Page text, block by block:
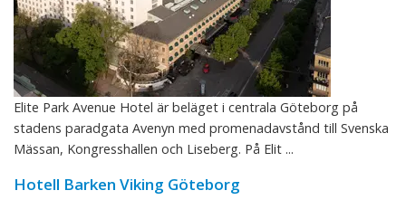
Elite Park Avenue Hotel är beläget i centrala Göteborg på
stadens paradgata Avenyn med promenadavstånd till Svenska
Mässan, Kongresshallen och Liseberg. På Elit ...
Hotell Barken Viking Göteborg